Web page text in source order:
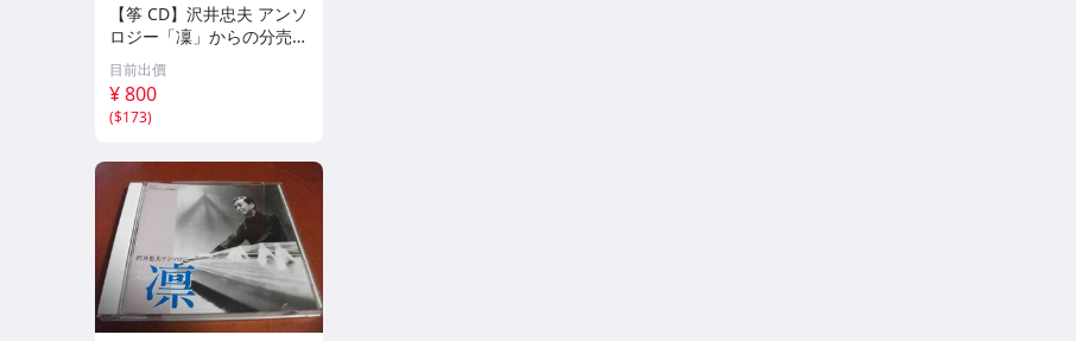
【筝 CD】沢井忠夫 アンソ
ロジー「凜」からの分売
沢井忠夫作品集 ライブ 風
衣、水の声、枯野砧、五節
の舞、ファンタジア (限
定）
目前出價
¥ 800
($173)